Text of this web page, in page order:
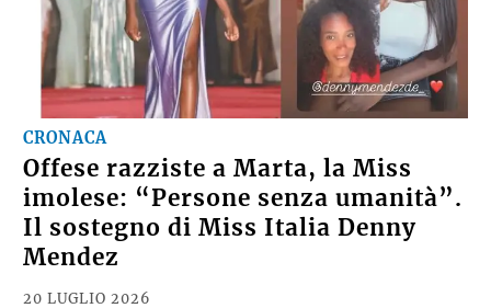
CRONACA
Offese razziste a Marta, la Miss
imolese: “Persone senza umanità”.
Il sostegno di Miss Italia Denny
Mendez
20 LUGLIO 2026